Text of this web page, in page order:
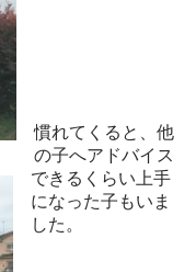
慣れてくると、他
の子へアドバイス
できるくらい上手
になった子もいま
した。